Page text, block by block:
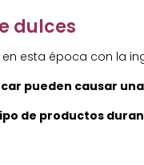
dulces
esta época con la
pueden causar
de productos